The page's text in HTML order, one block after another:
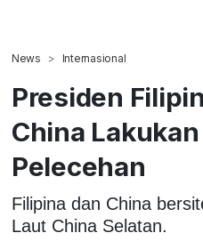
News Internasional
Presiden
China
Pelecehan
Filipina dan China
Laut China Selatan.